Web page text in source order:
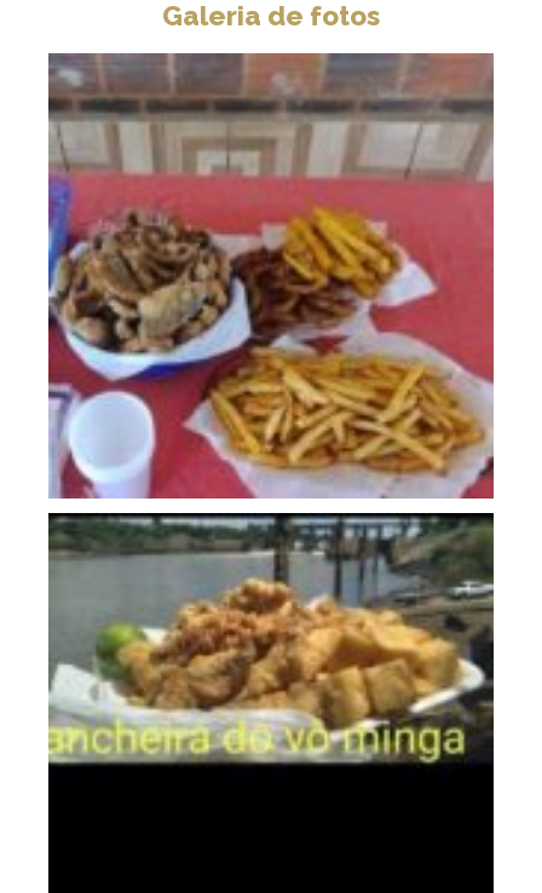
Galeria de fotos